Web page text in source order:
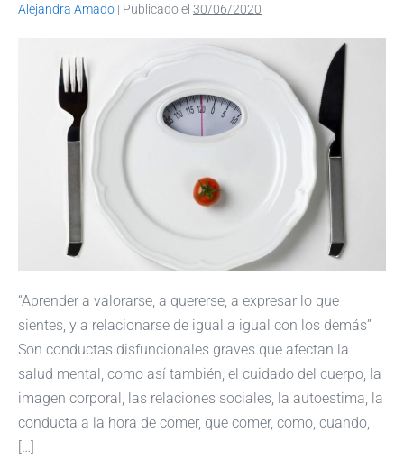
Alejandra Amado | Publicado el 30/06/2020
“Aprender a valorarse, a quererse, a expresar lo que
sientes, y a relacionarse de igual a igual con los demás”
Son conductas disfuncionales graves que afectan la
salud mental, como así también, el cuidado del cuerpo, la
imagen corporal, las relaciones sociales, la autoestima, la
conducta a la hora de comer, que comer, como, cuando,
[…]